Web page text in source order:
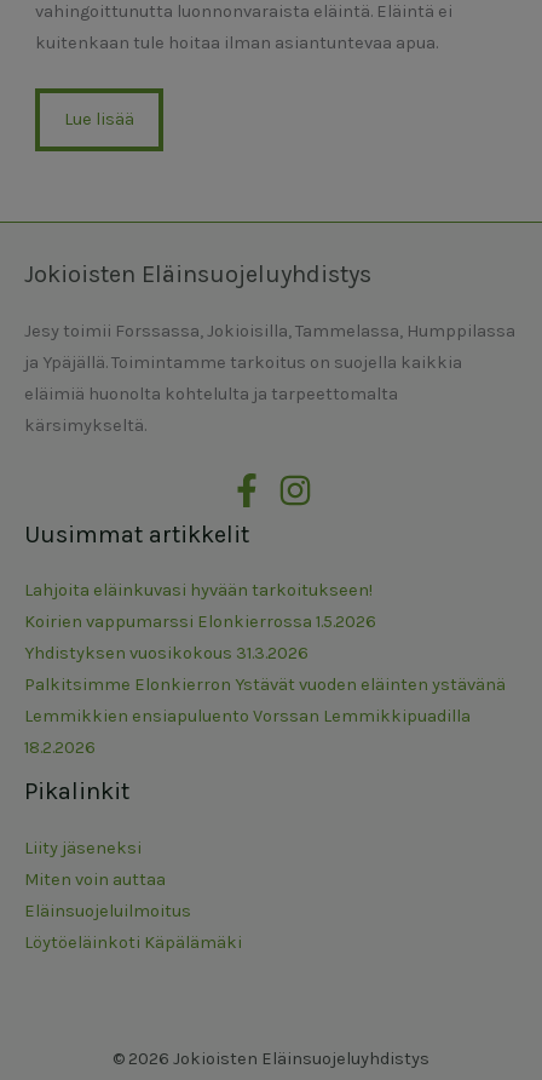
vahingoittunutta luonnonvaraista eläintä. Eläintä ei
kuitenkaan tule hoitaa ilman asiantuntevaa apua.
Lue lisää
Jokioisten Eläinsuojeluyhdistys
Jesy toimii Forssassa, Jokioisilla, Tammelassa, Humppilassa
ja Ypäjällä. Toimintamme tarkoitus on suojella kaikkia
eläimiä huonolta kohtelulta ja tarpeettomalta
kärsimykseltä.
Uusimmat artikkelit
Lahjoita eläinkuvasi hyvään tarkoitukseen!
Koirien vappumarssi Elonkierrossa 1.5.2026
Yhdistyksen vuosikokous 31.3.2026
Palkitsimme Elonkierron Ystävät vuoden eläinten ystävänä
Lemmikkien ensiapuluento Vorssan Lemmikkipuadilla
18.2.2026
Pikalinkit
Liity jäseneksi
Miten voin auttaa
Eläinsuojeluilmoitus
Löytöeläinkoti Käpälämäki
© 2026 Jokioisten Eläinsuojeluyhdistys